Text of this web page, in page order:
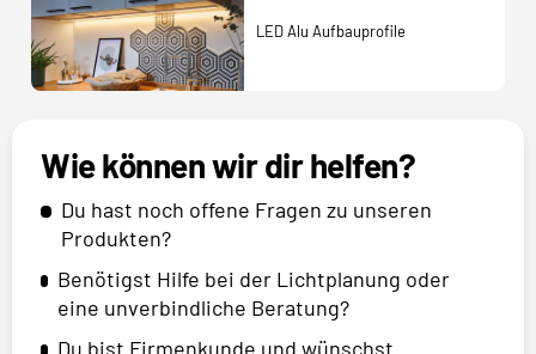
LED Alu Aufbauprofile
Wie können wir dir helfen?
Du hast noch offene Fragen zu unseren
Produkten?
Benötigst Hilfe bei der Lichtplanung oder
eine unverbindliche Beratung?
Du bist Firmenkunde und wünschst